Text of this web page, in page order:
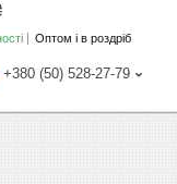
Оптом і в роздріб
+380 (50) 528-27-79